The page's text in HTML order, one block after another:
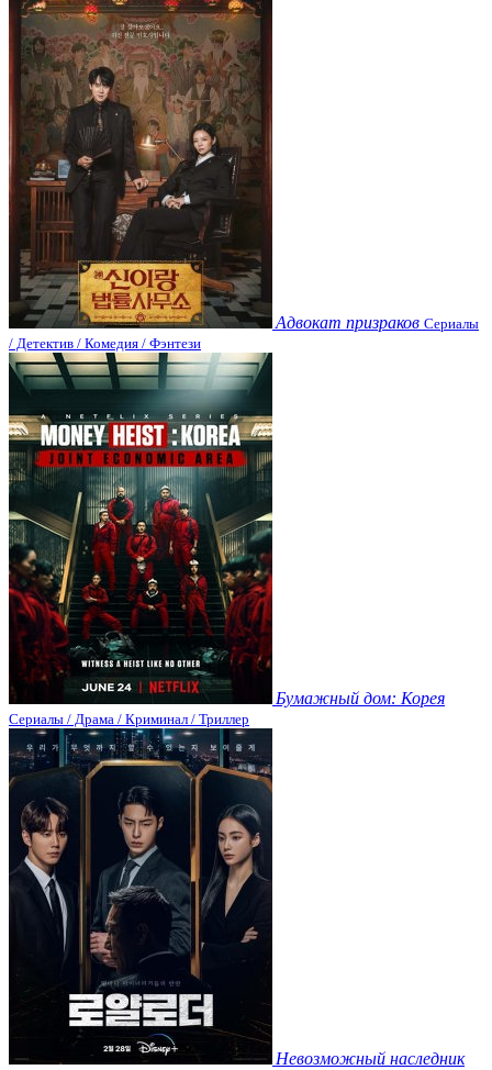
Адвокат призраков Сериалы
/ Детектив / Комедия / Фэнтези
Бумажный дом: Корея
Сериалы / Драма / Криминал / Триллер
Невозможный наследник